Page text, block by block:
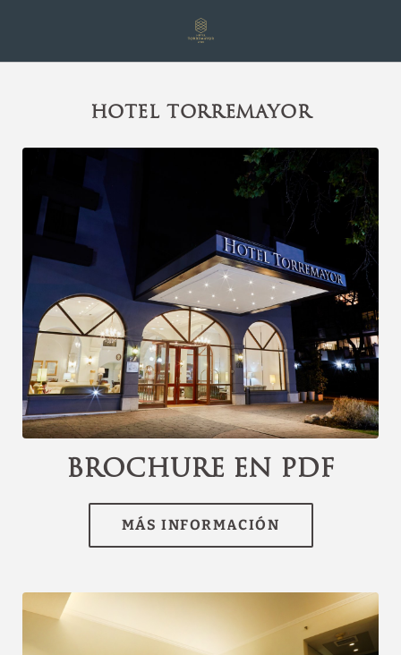
HOTEL TORREMAYOR
[{"url":"https:\/\/synergy.booking-
channel.com\/api\/hotels\/3074\/medias\/19#Hotel
Torremayor Lyon_Santiago de Chile_Brochure en
pdf","name":""}]
Brochure en pdf